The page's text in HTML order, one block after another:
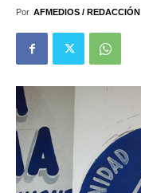
Por AFMEDIOS / REDACCIÓN